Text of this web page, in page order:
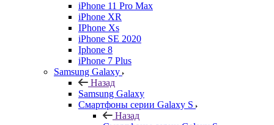
iPhone 11 Pro Max
iPhone XR
IPhone Xs
iPhone SE 2020
Iphone 8
iPhone 7 Plus
Samsung Galaxy
Назад
Samsung Galaxy
Смартфоны серии Galaxy S
Назад